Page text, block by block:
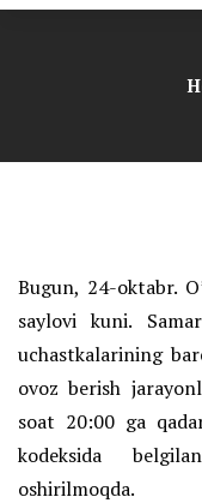
Bugun, 24-oktabr.
saylovi kuni.
uchastkalarining
ovoz berish
soat 20:00 ga
kodeksida
oshirilmoqda.